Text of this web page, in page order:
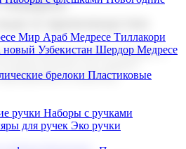
Мир Араб Медресе Тиллакори
новый Узбекистан Шердор Медресе
брелоки Пластиковые
ручки Наборы с ручками
для ручек Эко ручки
и производство
корпоративных подарков и
каталоге вы найдете
и клиентов.